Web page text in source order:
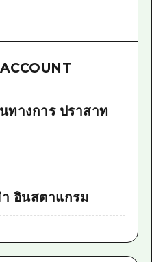
ทางการ ปราสาท
อินสตาแกรม